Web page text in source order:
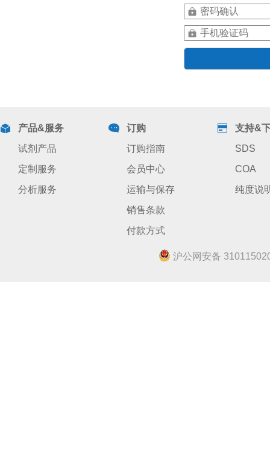
产品&服务
试剂产品
定制服务
分析服务
订购
订购指南
会员中心
运输与保存
销售条款
付款方式
支持&
SDS
COA
纯度说
沪公网安备